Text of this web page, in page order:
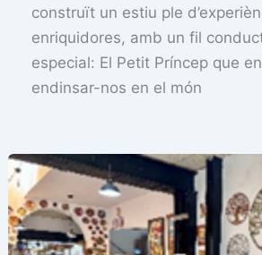
construït un estiu ple
enriquidores, amb un fil
especial: El Petit Príncep que
endinsar-nos en el món